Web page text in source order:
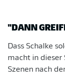
"DANN
Dass Schalke
macht in dieser
Szenen nach